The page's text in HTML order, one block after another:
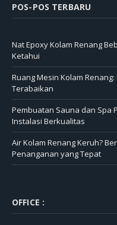
POS-POS TERBARU
Nat Epoxy Kolam Renang
Ketahui
Ruang Mesin Kolam
Terabaikan
Pembuatan Sauna dan Spa
Instalasi Berkualitas
Air Kolam Renang Keruh?
Penanganan yang Tepat
OFFICE :